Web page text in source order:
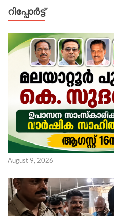
റിപ്പോര്‍ട്ട്
August 9, 2026